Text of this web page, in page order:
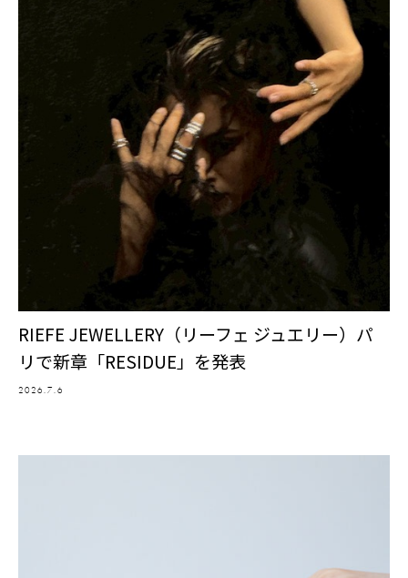
RIEFE JEWELLERY（リーフェ ジュエリー）パ
リで新章「RESIDUE」を発表
2026.7.6